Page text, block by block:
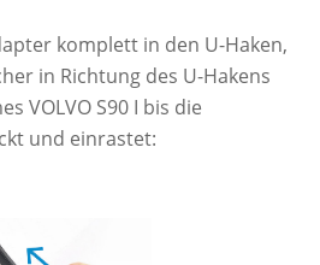
komplett in den U-Haken,
in Richtung des U-Hakens
VOLVO S90 I bis die
und einrastet: